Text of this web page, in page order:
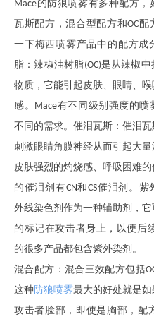
Mace的防狼喷雾有多种配方，
瓦斯配方，混合型配方和OC配
一下梅西喷雾产品中的配方成
脂：辣椒油树脂(OC)是从辣椒中
物质，它能引起皮肤、眼睛、
感。 Mace有不同级别强度的喷
不同的需求。催泪瓦斯：催泪
刺激眼睛角膜神经从而引起大量
皮肤强烈的灼烧感、呼吸困难
的催泪剂有CN和CS催泪剂。紫
外线染色剂作为一种辅助剂，
的标记在攻击者身上，以便后
的很多产品都包含紫外染剂。
混合配方：混合三效配方包括
这种防狼喷雾最大的好处就是如
攻击者脸部，即使是胸部，配